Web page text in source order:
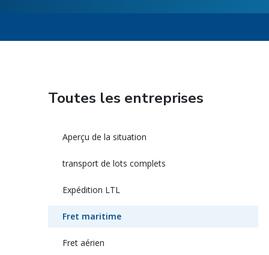
Toutes les entreprises
Aperçu de la situation
transport de lots complets
Expédition LTL
Fret maritime
Fret aérien